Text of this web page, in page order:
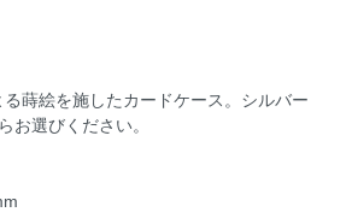
蒔絵を施したカードケース。シルバー
お選びください。